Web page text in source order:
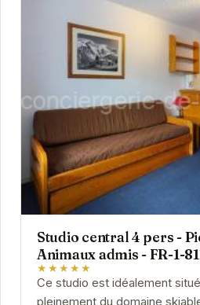
Studio central 4 pers -
Animaux admis - FR-1-
★★★★★
Ce studio est idéalement